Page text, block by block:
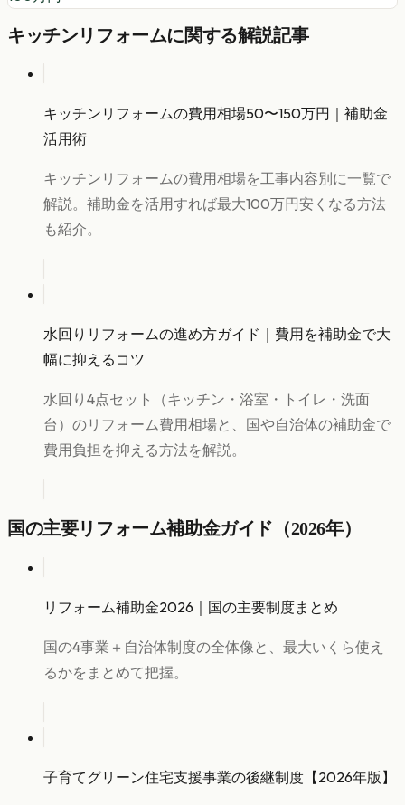
キッチンリフォームに関する解説記事
キッチンリフォームの費用相場50〜150万円｜補助金
活用術
キッチンリフォームの費用相場を工事内容別に一覧で
解説。補助金を活用すれば最大100万円安くなる方法
も紹介。
水回りリフォームの進め方ガイド｜費用を補助金で大
幅に抑えるコツ
水回り4点セット（キッチン・浴室・トイレ・洗面
台）のリフォーム費用相場と、国や自治体の補助金で
費用負担を抑える方法を解説。
国の主要リフォーム補助金ガイド（2026年）
リフォーム補助金2026｜国の主要制度まとめ
国の4事業＋自治体制度の全体像と、最大いくら使え
るかをまとめて把握。
子育てグリーン住宅支援事業の後継制度【2026年版】